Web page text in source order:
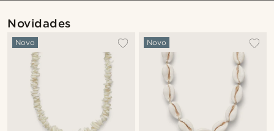
Novidades
Novo Novo